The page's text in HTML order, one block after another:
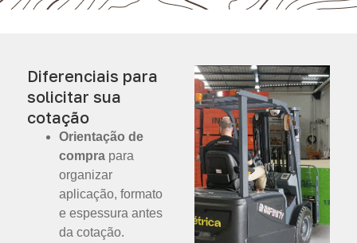
Diferenciais para
solicitar sua
cotação
Orientação de
compra para
organizar
aplicação, formato
e espessura antes
da cotação.